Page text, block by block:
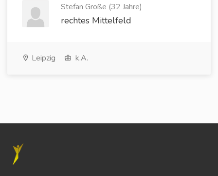
Stefan Große (32 Jahre)
rechtes Mittelfeld
Leipzig k.A.